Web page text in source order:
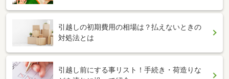
引越しの初期費用の相場は？払えないときの
対処法とは
引越し前にする事リスト！手続き・荷造りな